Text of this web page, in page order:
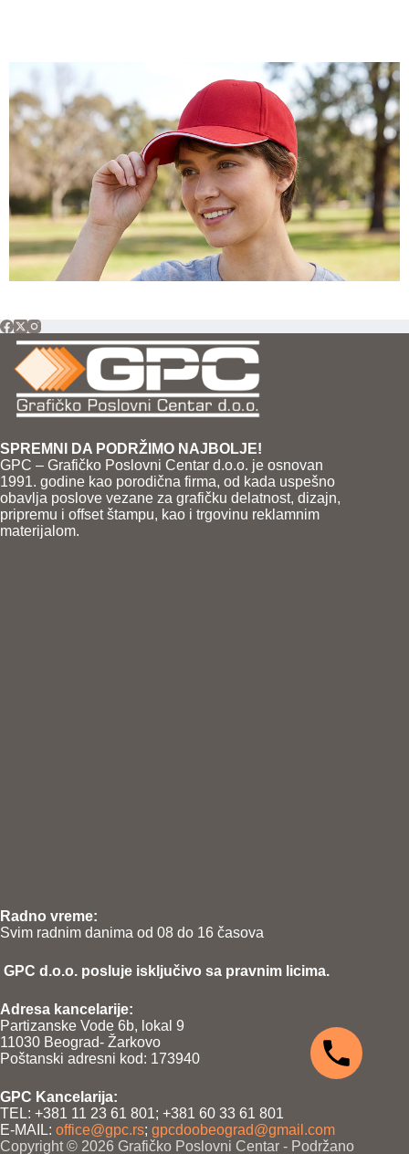
SPREMNI DA PODRŽIMO NAJBOLJE!
GPC – Grafičko Poslovni Centar d.o.o. je osnovan
1991. godine kao porodična firma, od kada uspešno
obavlja poslove vezane za grafičku delatnost, dizajn,
pripremu i offset štampu, kao i trgovinu reklamnim
materijalom.
Radno vreme:
Svim radnim danima od 08 do 16 časova
GPC d.o.o. posluje isključivo sa pravnim licima.
Adresa kancelarije:
Partizanske Vode 6b, lokal 9
11030 Beograd- Žarkovo
Poštanski adresni kod: 173940
GPC Kancelarija:
TEL: +381 11 23 61 801; +381 60 33 61 801
E-MAIL: office@gpc.rs; gpcdoobeograd@gmail.com
Copyright © 2026 Grafičko Poslovni Centar - Podržano